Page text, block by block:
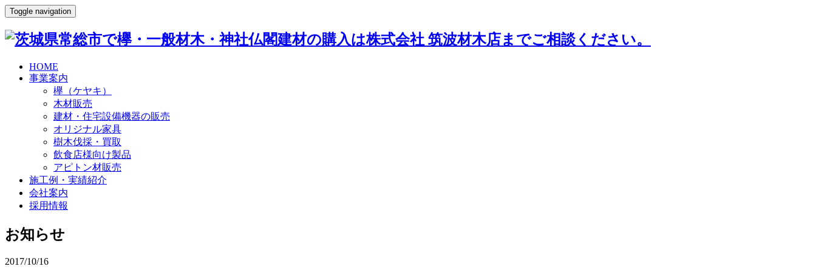
Toggle navigation
HOME
事業案内
欅（ケヤキ）
木材販売
建材・住宅設備機器の販売
オリジナル家具
樹木伐採・買取
飲食店様向け製品
アピトン材販売
施工例・実績紹介
会社案内
採用情報
お知らせ
2017/10/16